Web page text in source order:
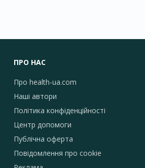
ПРО НАС
Про health-ua.com
Наші автори
Політика конфіденційності
Центр допомоги
Публічна оферта
Повідомлення про сookie